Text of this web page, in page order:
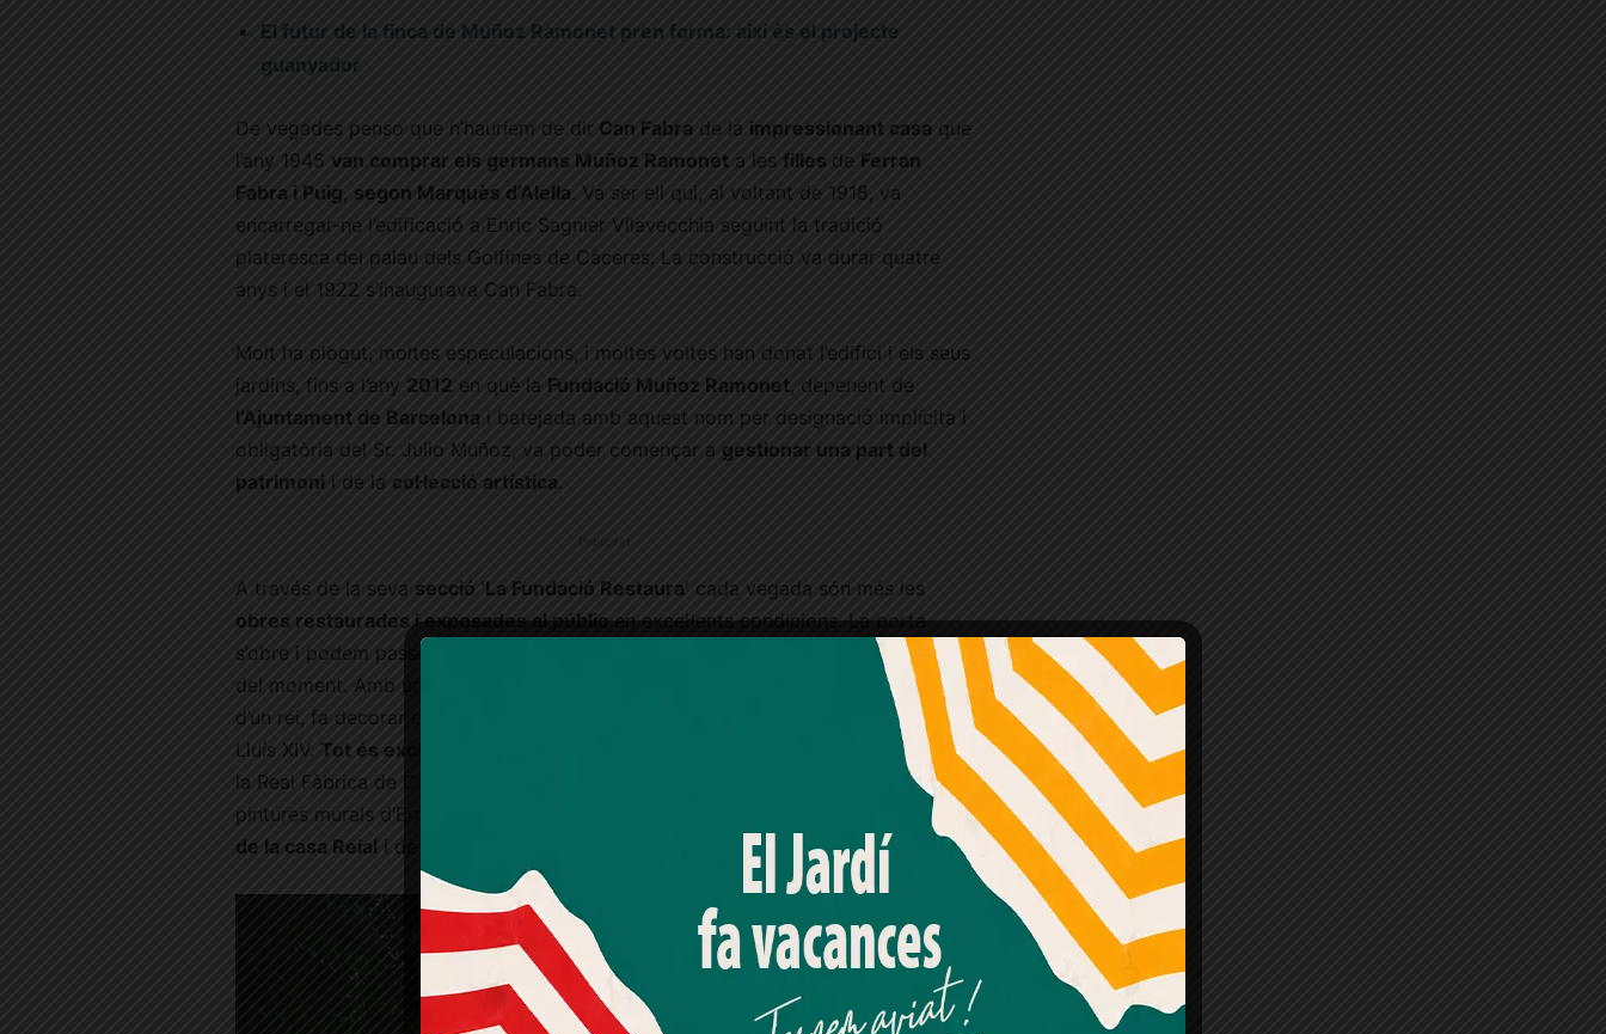
El futur de la finca de Muñoz Ramonet pren forma: així és el projecte
guanyador
De vegades penso que n’hauríem de dir Can Fabra de la impressionant casa que
l’any 1945 van comprar els germans Muñoz Ramonet a les filles de Ferran
Fabra i Puig, segon Marquès d’Alella. Va ser ell qui, al voltant de 1918, va
encarregar-ne l’edificació a Enric Sagnier Vilavecchia seguint la tradició
plateresca del palau dels Golfines de Càceres. La construcció va durar quatre
anys i el 1922 s’inaugurava Can Fabra.
Molt ha plogut, moltes especulacions, i moltes voltes han donat l’edifici i els seus
jardins, fins a l’any 2012 en què la Fundació Muñoz Ramonet, depenent de
l’Ajuntament de Barcelona i batejada amb aquest nom per designació implícita i
obligatòria del Sr. Julio Muñoz, va poder començar a gestionar una part del
patrimoni
i de la col·lecció artística.
Publicitat
A través de la seva secció ‘La Fundació Restaura’
cada vegada són més les
obres restaurades i exposades al públicen excel·lents condicions. La porta
s’obre i podem passejar per les sales representatives, on es rebien personalitats
del moment. Amb un caire totalment versallesc, Julio Muñoz, com si es tractés
d’un rei, fa decorar casa seva per Antonio Herraíz, amb aires de Carles IV o de
Lluís XIV. Tot és exclusiu: trobarem el millor
, piano Erard, làmpades d’aranya de
la Real Fàbrica de Cristales de la Granja, bronzes dels artesans Granini de Riópar,
pintures murals d’Ernest Santasusagna i olis de Stolz Viciano. Tots
proveïdors
de la casa Reial i de les del moment.
Amb el seu acord, nosaltres fem servir galetes o
tecnologies similars per emmagatzemar, accedir i
processar dades personals com la seva visita a aquest lloc
web. Pot retirar el seu consentiment o oposar-se al
processament de dades basat en interessos legítims en
qualsevol moment fent clic a "Ajustos de cookies" o a la
nostra Política de privacitat en aquest lloc web. Si cliques
"acceptar" dones el teu consentiment
Més informació Acceptar Rebutjar tot
Quan l’usuari crea un compte al Diari el Jardí, dona el seu